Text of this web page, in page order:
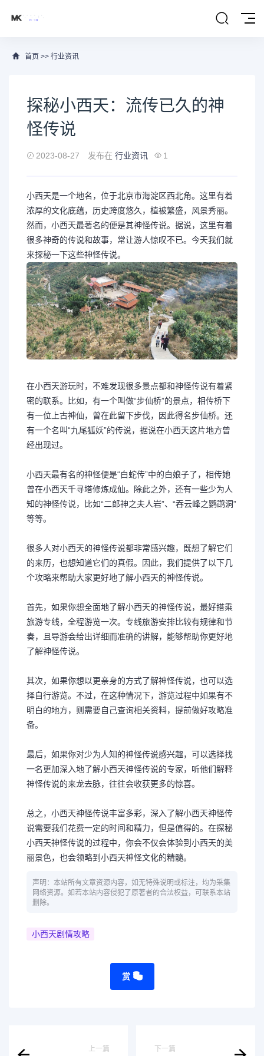
首页 >> 行业资讯
探秘小西天：流传已久的神
怪传说
2023-08-27 发布在 行业资讯 1
小西天是一个地名，位于北京市海淀区西北角。这里有着
浓厚的文化底蕴，历史跨度悠久，植被繁盛，风景秀丽。
然而，小西天最著名的便是其神怪传说。据说，这里有着
很多神奇的传说和故事，常让游人惊叹不已。今天我们就
来探秘一下这些神怪传说。
在小西天游玩时，不难发现很多景点都和神怪传说有着紧
密的联系。比如，有一个叫做“步仙桥”的景点，相传桥下
有一位上古神仙，曾在此留下步伐，因此得名步仙桥。还
有一个名叫“九尾狐妖”的传说，据说在小西天这片地方曾
经出现过。
小西天最有名的神怪便是“白蛇传”中的白娘子了，相传她
曾在小西天千寻塔修炼成仙。除此之外，还有一些少为人
知的神怪传说，比如“二郎神之夫人岩”、“吞云峰之鹦鹉洞”
等等。
很多人对小西天的神怪传说都非常感兴趣，既想了解它们
的来历，也想知道它们的真假。因此，我们提供了以下几
个攻略来帮助大家更好地了解小西天的神怪传说。
首先，如果你想全面地了解小西天的神怪传说，最好搭乘
旅游专线，全程游览一次。专线旅游安排比较有规律和节
奏，且导游会给出详细而准确的讲解，能够帮助你更好地
了解神怪传说。
其次，如果你想以更亲身的方式了解神怪传说，也可以选
择自行游览。不过，在这种情况下，游览过程中如果有不
明白的地方，则需要自己查询相关资料，提前做好攻略准
备。
最后，如果你对少为人知的神怪传说感兴趣，可以选择找
一名更加深入地了解小西天神怪传说的专家，听他们解释
神怪传说的来龙去脉，往往会收获更多的惊喜。
总之，小西天神怪传说丰富多彩，深入了解小西天神怪传
说需要我们花费一定的时间和精力，但是值得的。在探秘
小西天神怪传说的过程中，你会不仅会体验到小西天的美
丽景色，也会领略到小西天神怪文化的精髓。
声明：本站所有文章资源内容，如无特殊说明或标注，均为采集
网络资源。如若本站内容侵犯了原著者的合法权益，可联系本站
删除。
小西天剧情攻略
赏
上一篇 下一篇